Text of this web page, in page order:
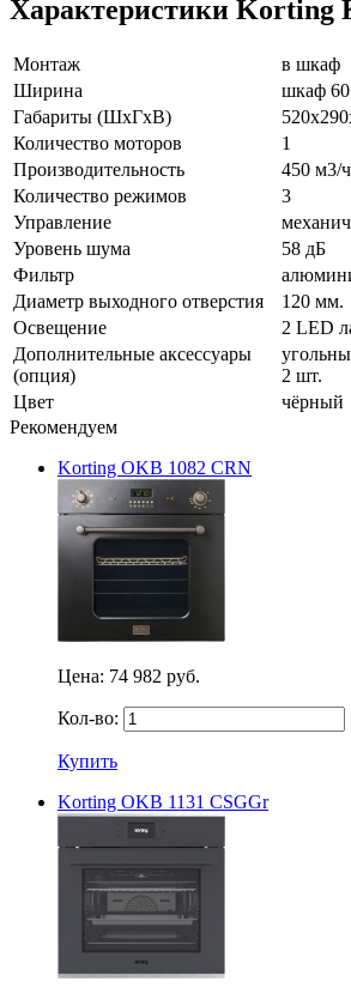
Характеристики Korting
Монтаж
в шкаф
Ширина
шкаф
Габариты (ШхГхВ)
Количество моторов
1
Производительность
450 м3/ч
Количество режимов
3
Управление
Уровень шума
58 дБ
Фильтр
Диаметр выходного отверстия
120 мм.
Освещение
2 LED
Дополнительные аксессуары
(опция)
2 шт.
Цвет
чёрный
Рекомендуем
Korting OKB 1082 CRN
Цена: 74 982 руб.
Кол-во:
Купить
Korting OKB 1131 CSGGr